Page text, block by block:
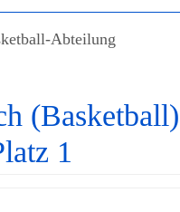
Abteilung
1